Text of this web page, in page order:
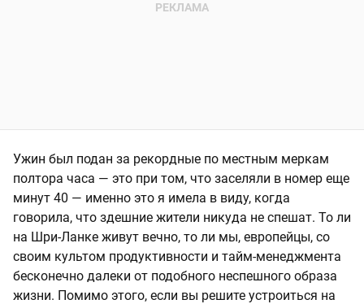
Ужин был подан за рекордные по местным меркам
полтора часа — это при том, что заселяли в номер еще
минут 40 — именно это я имела в виду, когда
говорила, что здешние жители никуда не спешат. То ли
на Шри-Ланке живут вечно, то ли мы, европейцы, со
своим культом продуктивности и тайм-менеджмента
бесконечно далеки от подобного неспешного образа
жизни. Помимо этого, если вы решите устроиться на